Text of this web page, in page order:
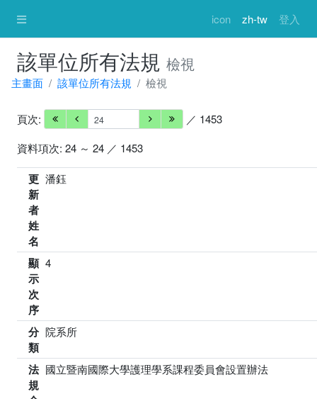
icon zh-tw 登入
該單位所有法規 檢視
主畫面 該單位所有法規 檢視
頁次:
／ 1453
資料項次: 24 ～ 24 ／ 1453
更
新
者
姓
名
潘鈺
顯
示
次
序
4
分
類
院系所
法
規
國立暨南國際大學護理學系課程委員會設置辦法